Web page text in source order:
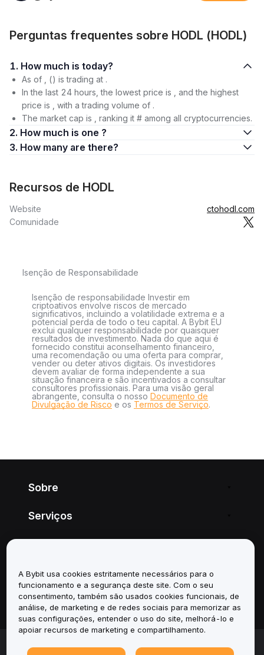
Perguntas frequentes sobre HODL (HODL)
1. How much is today?
As of , () is trading at .
In the last 24 hours, the lowest price is , and the highest
price is , with a trading volume of .
The market cap is , ranking it # among all cryptocurrencies.
2. How much is one ?
3. How many are there?
Recursos de HODL
Website
ctohodl.com
Comunidade
Isenção de Responsabilidade
Isenção de responsabilidade Investir em
criptoativos envolve riscos de mercado
significativos, incluindo a volatilidade extrema e a
potencial perda de todo o teu capital. A Bybit EU
exclui qualquer responsabilidade por quaisquer
resultados de investimento. Nada do que aqui é
fornecido constitui aconselhamento financeiro,
uma recomendação ou uma oferta para comprar,
vender ou deter ativos digitais. Os investidores
devem avaliar de forma independente a sua
situação financeira e são incentivados a consultar
consultores profissionais. Para uma visão geral
abrangente, consulta o nosso Documento de
Divulgação de Risco e os Termos de Serviço.
Sobre
Serviços
Produtos
Legal
A Bybit usa cookies estritamente necessários para o
funcionamento e a segurança deste site. Com o seu
consentimento, também são usados cookies funcionais, de
análise, de marketing e de redes sociais para memorizar as
suas configurações, entender o uso do site, melhorá-lo e
apoiar recursos de marketing e compartilhamento.